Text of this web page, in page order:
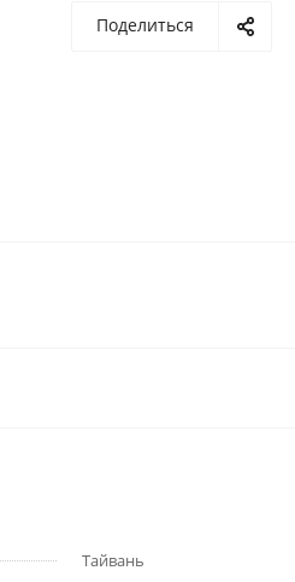
Поделиться
Тайвань